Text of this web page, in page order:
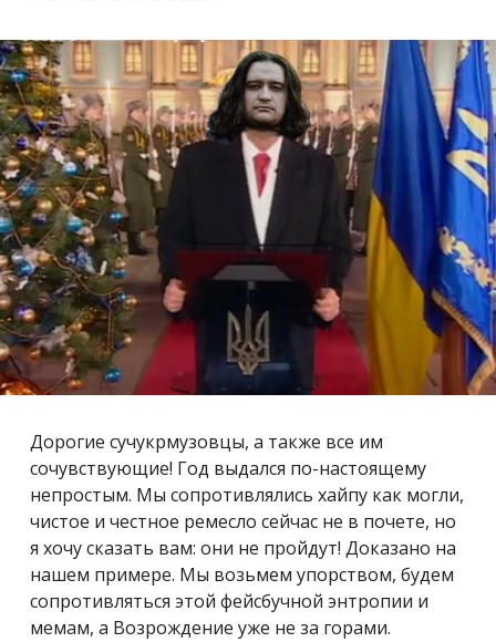
Дорогие сучукрмузовцы, а также все им
сочувствующие! Год выдался по-настоящему
непростым. Мы сопротивлялись хайпу как могли,
чистое и честное ремесло сейчас не в почете, но
я хочу сказать вам: они не пройдут! Доказано на
нашем примере. Мы возьмем упорством, будем
сопротивляться этой фейсбучной энтропии и
мемам, а Возрождение уже не за горами.